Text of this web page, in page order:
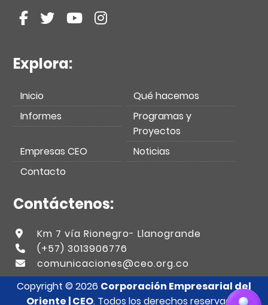
Explora:
Inicio
Qué hacemos
Informes
Programas y
Proyectos
Empresas CEO
Noticias
Contacto
Contáctenos:
Km 7 vía Rionegro- Llanogrande
(+57) 3013906776
comunicaciones@ceo.org.co
Copyright © 2026 Corporación Empresarial del
Oriente | CEO. Todos los derechos reservados